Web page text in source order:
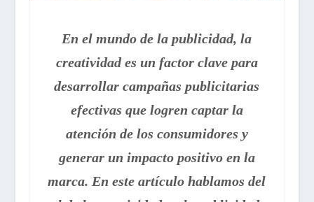
En el mundo de la publicidad, la
creatividad es un factor clave para
desarrollar campañas publicitarias
efectivas que logren captar la
atención de los consumidores y
generar un impacto positivo en la
marca. En este artículo hablamos del